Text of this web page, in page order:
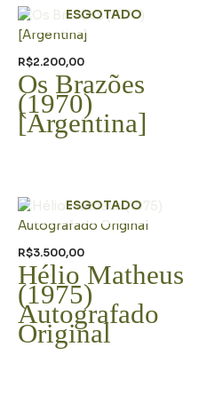
ESGOTADO
R$2.200,00
Os Brazões
(1970)
[Argentina]
ESGOTADO
R$3.500,00
Hélio Matheus
(1975)
Autografado
Original